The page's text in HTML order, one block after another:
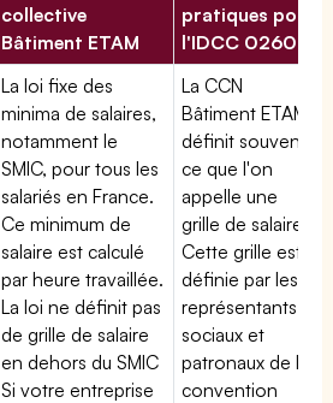
collective
Bâtiment ETAM
pratiques pour
l'IDCC 02609
La loi fixe des
minima de salaires,
notamment le
SMIC, pour tous les
salariés en France.
Ce minimum de
salaire est calculé
par heure travaillée.
La loi ne définit pas
de grille de salaire
en dehors du SMIC
Si votre entreprise
La CCN
Bâtiment ETAM
définit souvent
ce que l'on
appelle une
grille de salaires.
Cette grille est
définie par les
représentants
sociaux et
patronaux de la
convention